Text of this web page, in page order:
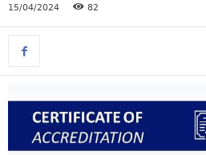
15/04/2024 82